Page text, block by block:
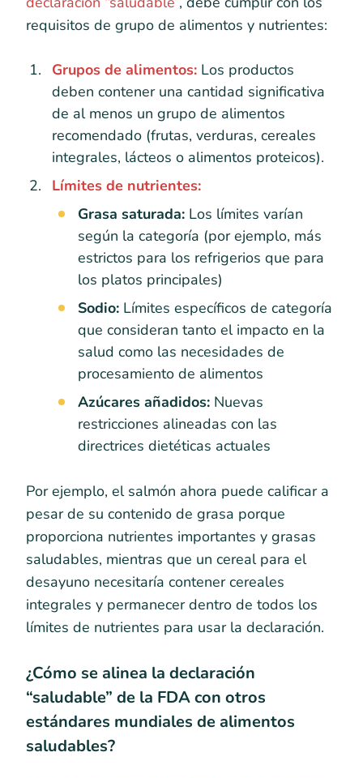
requisitos de grupo de alimentos y nutrientes:
Grupos de alimentos: Los productos
deben contener una cantidad significativa
de al menos un grupo de alimentos
recomendado (frutas, verduras, cereales
integrales, lácteos o alimentos proteicos).
Límites de nutrientes:
Grasa saturada: Los límites varían
según la categoría (por ejemplo, más
estrictos para los refrigerios que para
los platos principales)
Sodio: Límites específicos de categoría
que consideran tanto el impacto en la
salud como las necesidades de
procesamiento de alimentos
Azúcares añadidos: Nuevas
restricciones alineadas con las
directrices dietéticas actuales
Por ejemplo, el salmón ahora puede calificar a
pesar de su contenido de grasa porque
proporciona nutrientes importantes y grasas
saludables, mientras que un cereal para el
desayuno necesitaría contener cereales
integrales y permanecer dentro de todos los
límites de nutrientes para usar la declaración.
¿Cómo se alinea la declaración
“saludable” de la FDA con otros
estándares mundiales de alimentos
saludables?